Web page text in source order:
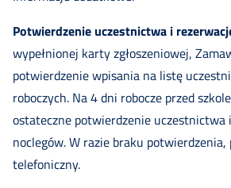
Potwierdzenie uczestnictwa i
wypełnionej karty zgłoszeniowej,
potwierdzenie wpisania na listę
roboczych. Na 4 dni robocze przed
ostateczne potwierdzenie uczestnictwa
noclegów. W razie braku
telefoniczny.